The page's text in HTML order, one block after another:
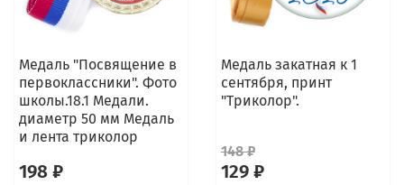
Медаль "Посвящение в
первоклассники". Фото
школы.18.1 Медали.
диаметр 50 мм Медаль
и лента триколор
198 ₽
Медаль закатная к 1
сентября, принт
"Триколор".
148 ₽
129 ₽